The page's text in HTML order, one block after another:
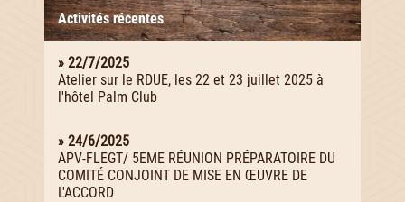
Activités récentes
» 22/7/2025
Atelier sur le RDUE, les 22 et 23 juillet 2025 à
l'hôtel Palm Club
» 24/6/2025
APV-FLEGT/ 5EME RÉUNION PRÉPARATOIRE DU
COMITÉ CONJOINT DE MISE EN ŒUVRE DE
L'ACCORD